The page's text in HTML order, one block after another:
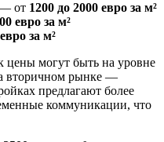
от 1200 до 2000 евро за м²
евро за м²
за м²
цены могут быть на уровне
вторичном рынке —
предлагают более
коммуникации, что